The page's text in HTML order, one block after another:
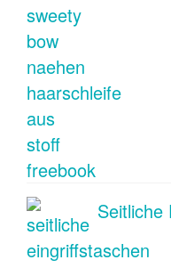
Seitliche